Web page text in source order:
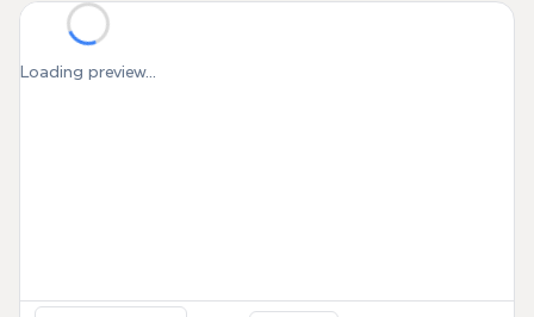
Loading preview...